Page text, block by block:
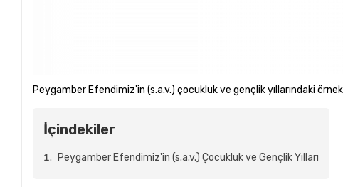
Peygamber Efendimiz'in (s.a.v.) çocukluk ve gençlik yıllarındaki
İçindekiler
Peygamber Efendimiz'in (s.a.v.) Çocukluk ve Gençlik Yılları